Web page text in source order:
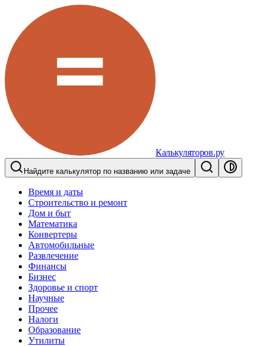
Калькуляторов.ру
Найдите калькулятор по названию или задаче
Время и даты
Строительство и ремонт
Дом и быт
Математика
Конвертеры
Автомобильные
Развлечение
Финансы
Бизнес
Здоровье и спорт
Научные
Прочее
Налоги
Образование
Утилиты